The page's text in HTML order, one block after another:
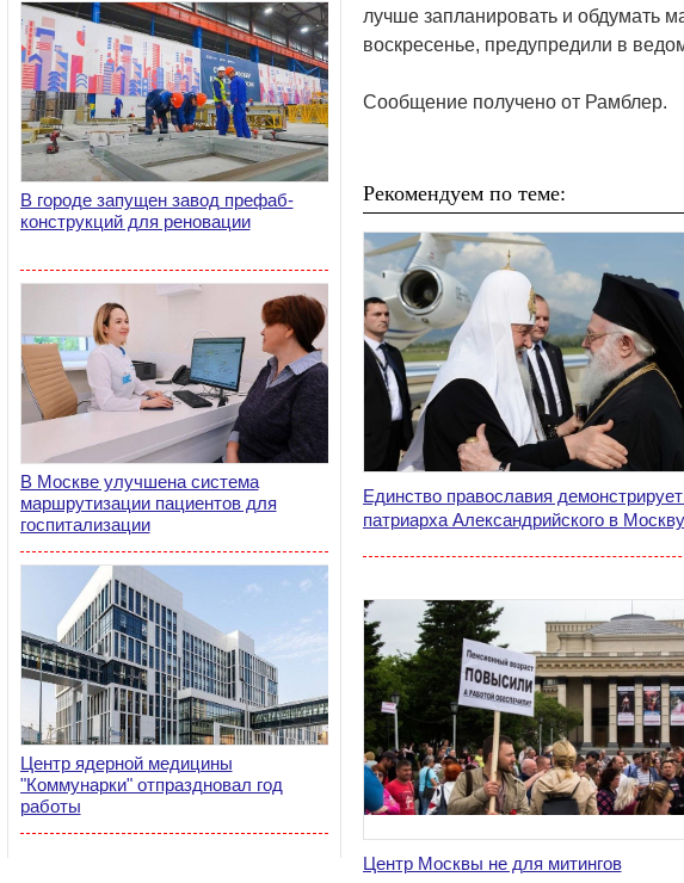
В городе запущен завод префаб-
конструкций для реновации
В Москве улучшена система
маршрутизации пациентов для
госпитализации
Центр ядерной медицины
"Коммунарки" отпраздновал год
работы
лучше запланировать и обдумать
воскресенье, предупредили в
Сообщение получено от Рамблер.
Рекомендуем по теме:
Единство православия демонстрирует
патриарха Александрийского в Москву
Центр Москвы не для митингов